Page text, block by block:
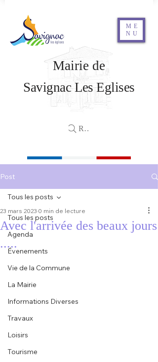
ME
NU
Savignac Les Eglises
Mairie de
Rechercher
Post
Tous les posts
Agenda
Évenements
Vie de la Commune
La Mairie
Informations Diverses
Travaux
Loisirs
Tourisme
Tous les posts
Avec l'arrivée des beaux jours
.....
23 mars 2023 0 min de lecture